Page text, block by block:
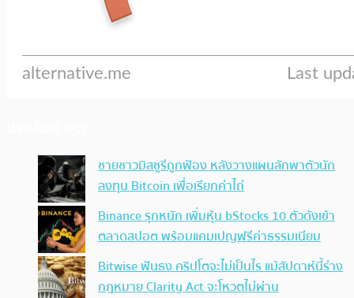
ชายชาวมิสซูรีถูกฟ้อง หลังวางแผนลักพาตัวนัก
ลงทุน Bitcoin เพื่อเรียกค่าไถ่
Binance รุกหนัก เพิ่มหุ้น bStocks 10 ตัวดังเข้า
ตลาดสปอต พร้อมแคมเปญฟรีค่าธรรมเนียม
Bitwise ฟันธง คริปโตจะไม่เป็นไร แม้สัปดาห์นี้ร่าง
กฎหมาย Clarity Act จะโหวตไม่ผ่าน